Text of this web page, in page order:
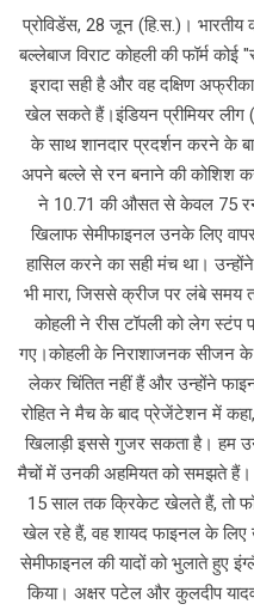
प्रोविडेंस, 28 जून (हि.स.)। भारतीय
बल्लेबाज विराट कोहली की फॉर्म
इरादा सही है और वह दक्षिण
खेल सकते हैं।इंडियन प्रीमियर
के साथ शानदार प्रदर्शन करने के
अपने बल्ले से रन बनाने की कोशिश
ने 10.71 की औसत से केवल 75 रन
खिलाफ सेमीफाइनल उनके लिए
हासिल करने का सही मंच था।
भी मारा, जिससे क्रीज पर लंबे
कोहली ने रीस टॉपली को लेग स्टंप
गए।कोहली के निराशाजनक सीजन के
लेकर चिंतित नहीं हैं और उन्होंने
रोहित ने मैच के बाद प्रेजेंटेशन में
खिलाड़ी इससे गुजर सकता है। हम
मैचों में उनकी अहमियत को समझते हैं।
15 साल तक क्रिकेट खेलते हैं, तो
खेल रहे हैं, वह शायद फाइनल के लिए
सेमीफाइनल की यादों को भुलाते हुए
किया। अक्षर पटेल और कुलदीप